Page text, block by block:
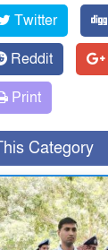
Twitter
Reddit
Print
Category